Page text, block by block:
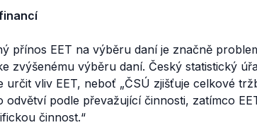
přínos EET na výběru daní je značně
zvýšenému výběru daní. Český statistický
určit vliv EET, neboť „ČSÚ zjišťuje celkové
odvětví podle převažující činnosti, zatímco
činnost.“